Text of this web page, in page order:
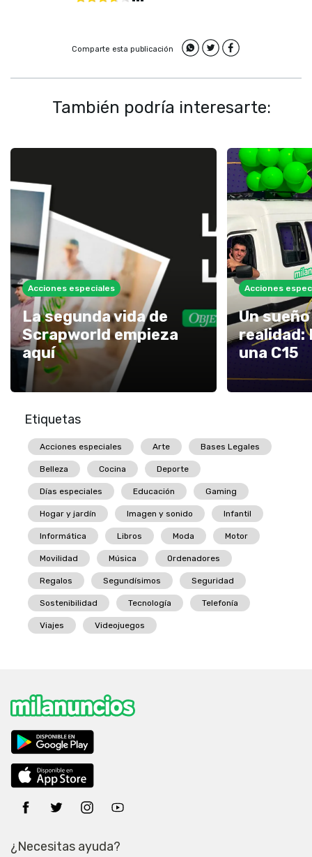
Comparte esta publicación
También podría interesarte:
Acciones especiales
La segunda vida de
Scrapworld empieza
aquí
Acciones
Un
realidad:
una C15
Etiquetas
Acciones especiales Arte Bases Legales
Belleza Cocina Deporte
Días especiales Educación Gaming
Hogar y jardín Imagen y sonido Infantil
Informática Libros Moda Motor
Movilidad Música Ordenadores
Regalos Segundísimos Seguridad
Sostenibilidad Tecnología Telefonía
Viajes Videojuegos
¿Necesitas ayuda?